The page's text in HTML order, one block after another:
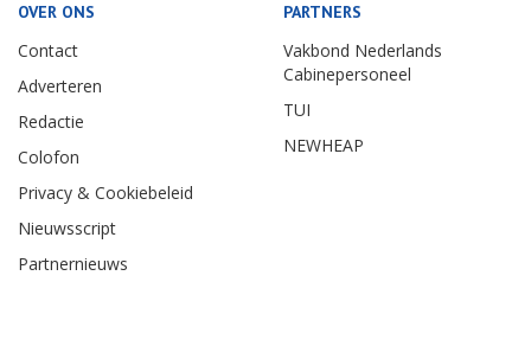
OVER ONS
Contact
Adverteren
Redactie
Colofon
Privacy & Cookiebeleid
Nieuwsscript
Partnernieuws
PARTNERS
Vakbond Nederlands
Cabinepersoneel
TUI
NEWHEAP